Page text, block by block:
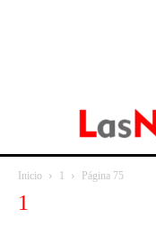
Inicio 1 Página 75
1